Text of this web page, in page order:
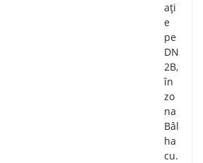
ați
e
pe
DN
2B,
în
zo
na
Bâl
ha
cu.